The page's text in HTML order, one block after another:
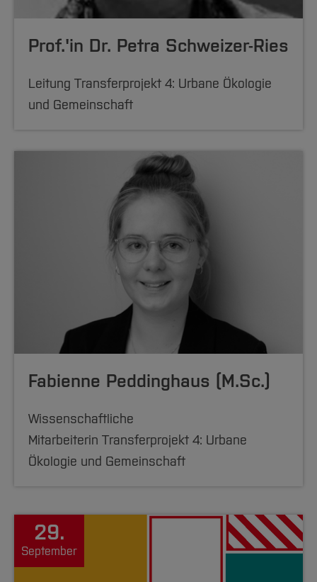
Prof.'in Dr. Petra Schweizer-Ries
Leitung Transferprojekt 4: Urbane Ökologie
und Gemeinschaft
Fabienne Peddinghaus (M.Sc.)
Wissenschaftliche
Mitarbeiterin Transferprojekt 4: Urbane
Ökologie und Gemeinschaft
29.
September